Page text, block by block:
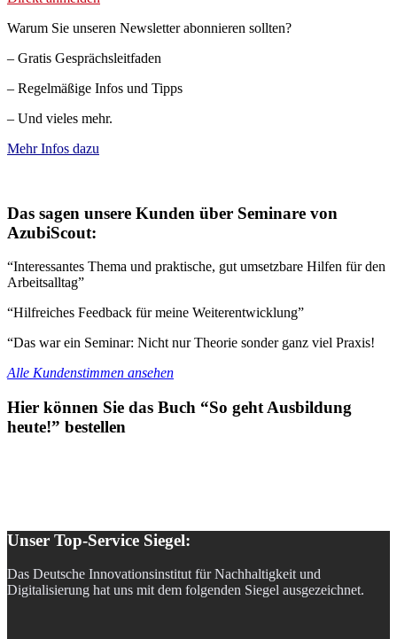
Warum Sie unseren Newsletter abonnieren sollten?
– Gratis Gesprächsleitfaden
– Regelmäßige Infos und Tipps
– Und vieles mehr.
Mehr Infos dazu
Das sagen unsere Kunden über Seminare von
AzubiScout:
“Interessantes Thema und praktische, gut umsetzbare Hilfen für den
Arbeitsalltag”
“Hilfreiches Feedback für meine Weiterentwicklung”
“Das war ein Seminar: Nicht nur Theorie sonder ganz viel Praxis!
Alle Kundenstimmen ansehen
Hier können Sie das Buch “So geht Ausbildung
heute!” bestellen
Unser Top-Service Siegel:
Das Deutsche Innovationsinstitut für Nachhaltigkeit und
Digitalisierung hat uns mit dem folgenden Siegel ausgezeichnet.